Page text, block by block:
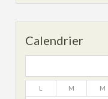
Calendrier
L M M